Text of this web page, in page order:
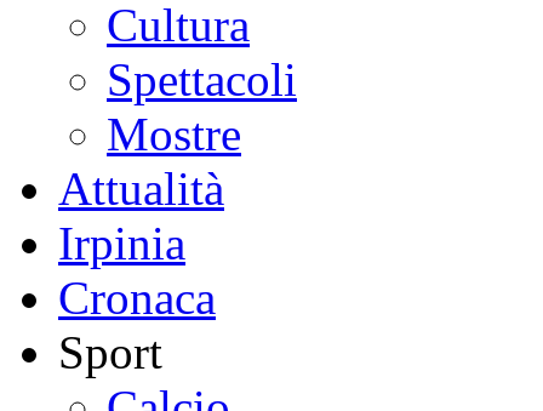
Cultura
Spettacoli
Mostre
Attualità
Irpinia
Cronaca
Sport